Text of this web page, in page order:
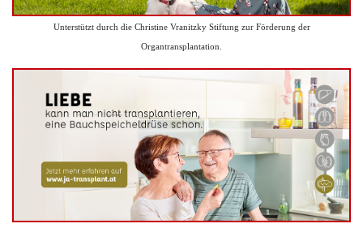
Unterstützt durch die Christine Vranitzky Stiftung zur Förderung der
Organtransplantation.